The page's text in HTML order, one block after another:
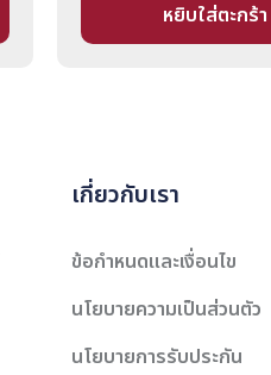
หยิบใส่ตะกร้า
เกี่ยวกับเรา
ข้อกำหนดและเงื่อนไข
นโยบายความเป็นส่วนตัว
นโยบายการรับประกัน